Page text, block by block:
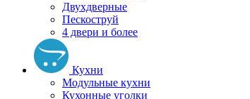
Двухдверные
Пескоструй
4 двери и более
Кухни
Модульные кухни
Кухонные уголки